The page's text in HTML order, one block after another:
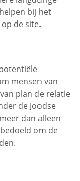
bij het
de site.
mensen van
plan de relatie
de Joodse
dan alleen
om de